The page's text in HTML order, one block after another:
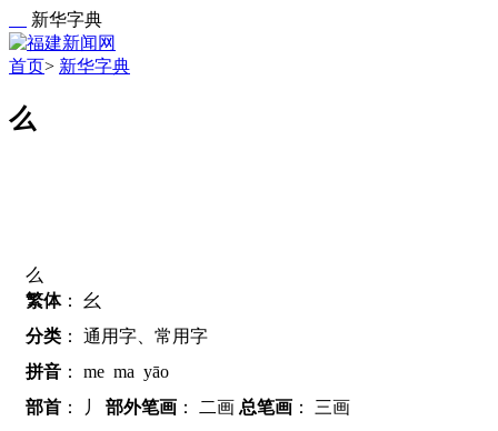
新华字典
首页> 新华字典
么
么
繁体： 幺
分类 ： 通用字、常用字
拼音 ： me ma yāo
部首 ： 丿 部外笔画 ： 二画 总笔画 ： 三画